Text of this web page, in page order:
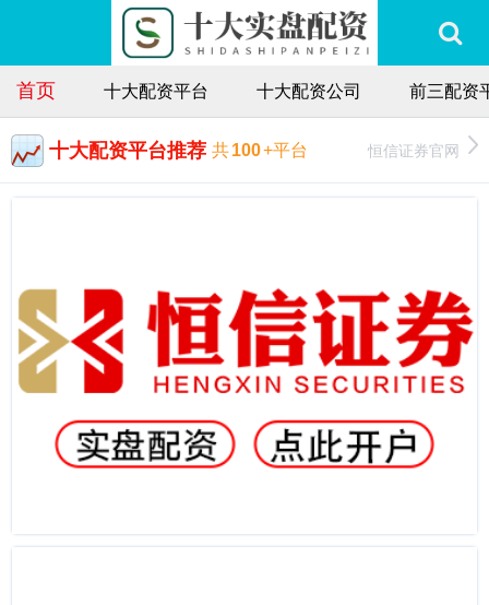
首页 十大配资平台 十大配资公司 前三配资
十大配资平台推荐 共100+平台 恒信证券官网